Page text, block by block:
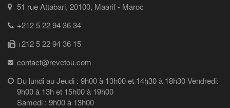
51 rue Attabari, 20100, Maarif - Maroc
+212 5 22 94 36 34
+212 5 22 94 36 15
contact@revetou.com
Du lundi au Jeudi : 9h00 à 13h00 et 14h30 à 18h30 Vendredi:
9h00 à 13h et 15h00 à 19h00
Samedi : 9h00 à 13h00